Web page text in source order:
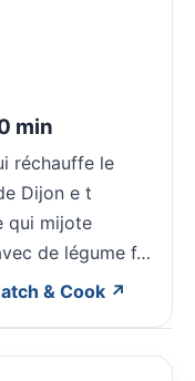
min
réchauffe le
Dijon e t
qui mijote
de légume f…
& Cook ↗